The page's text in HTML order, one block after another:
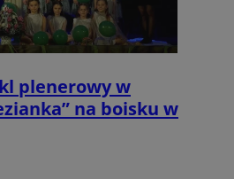
plenerowy w
na boisku w